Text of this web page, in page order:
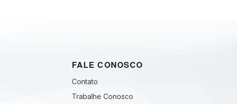
FALE CONOSCO
Contato
Trabalhe Conosco